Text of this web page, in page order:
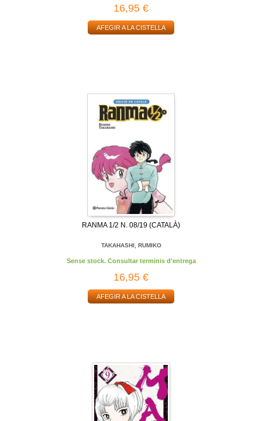
16,95 €
AFEGIR A LA CISTELLA
RANMA 1/2 N. 08/19 (CATALÀ)
TAKAHASHI, RUMIKO
Sense stock. Consultar terminis d'entrega
16,95 €
AFEGIR A LA CISTELLA